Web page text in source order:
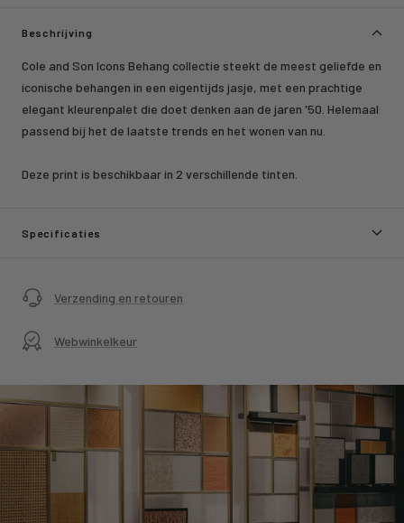
Beschrijving
Cole and Son Icons Behang collectie steekt de meest geliefde en
iconische behangen in een eigentijds jasje, met een prachtige
elegant kleurenpalet die doet denken aan de jaren '50. Helemaal
passend bij het de laatste trends en het wonen van nu.
Deze print is beschikbaar in 2 verschillende tinten.
Specificaties
Verzending en retouren
Webwinkelkeur